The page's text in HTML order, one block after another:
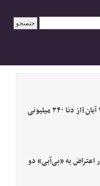
قیمت انواع خودرو امروز یکشنبه ۳۰ آبان|از دنا ۳۴۰ میلیونی
اعتراض به «بی‌آبی» دو